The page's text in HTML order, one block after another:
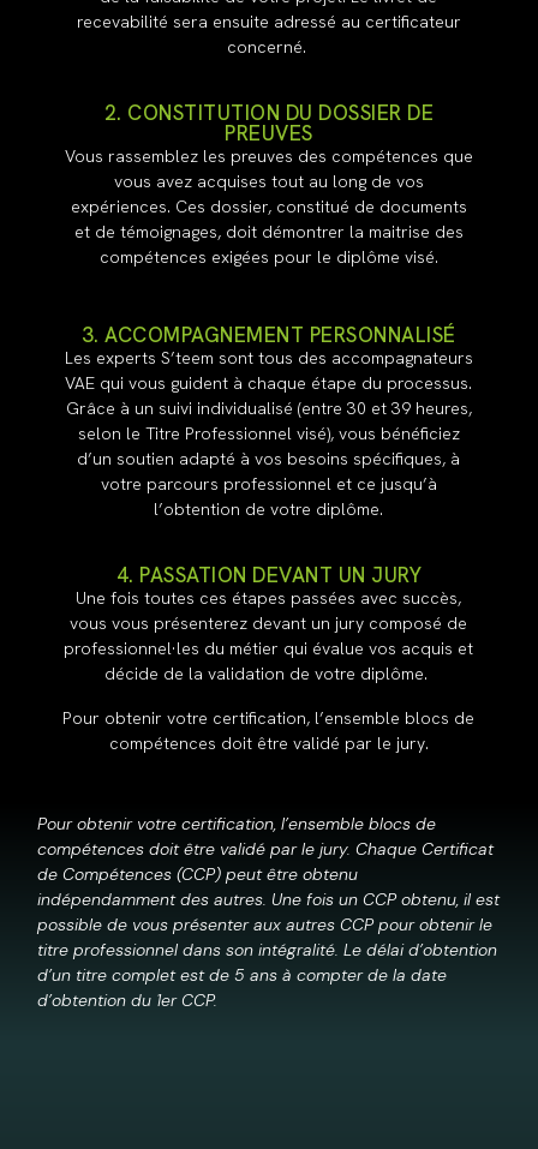
recevabilité sera ensuite adressé au certificateur
concerné.
2. CONSTITUTION DU DOSSIER DE
PREUVES
Vous rassemblez les preuves des compétences que
vous avez acquises tout au long de vos
expériences. Ces dossier, constitué de documents
et de témoignages, doit démontrer la maitrise des
compétences exigées pour le diplôme visé.
3. ACCOMPAGNEMENT PERSONNALISÉ
Les experts S’teem sont tous des accompagnateurs
VAE qui vous guident à chaque étape du processus.
Grâce à un suivi individualisé (entre 30 et 39 heures,
selon le Titre Professionnel visé), vous bénéficiez
d’un soutien adapté à vos besoins spécifiques, à
votre parcours professionnel et ce jusqu’à
l’obtention de votre diplôme.
4. PASSATION DEVANT UN JURY
Une fois toutes ces étapes passées avec succès,
vous vous présenterez devant un jury composé de
professionnel·les du métier qui évalue vos acquis et
décide de la validation de votre diplôme.
Pour obtenir votre certification, l’ensemble blocs de
compétences doit être validé par le jury.
Pour obtenir votre certification, l’ensemble blocs de
compétences doit être validé par le jury. Chaque Certificat
de Compétences (CCP) peut être obtenu
indépendamment des autres. Une fois un CCP obtenu, il est
possible de vous présenter aux autres CCP pour obtenir le
titre professionnel dans son intégralité. Le délai d’obtention
d’un titre complet est de 5 ans à compter de la date
d’obtention du 1er CCP.